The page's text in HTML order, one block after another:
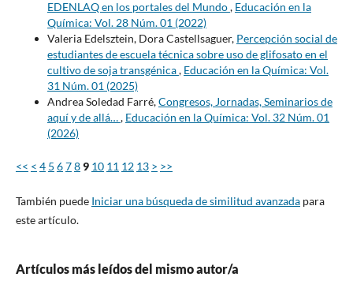
EDENLAQ en los portales del Mundo, Educación en la
Química: Vol. 28 Núm. 01 (2022)
Valeria Edelsztein, Dora Castellsaguer, Percepción social de
estudiantes de escuela técnica sobre uso de glifosato en el
cultivo de soja transgénica, Educación en la Química: Vol.
31 Núm. 01 (2025)
Andrea Soledad Farré,Congresos, Jornadas, Seminarios de
aquí y de allá…, Educación en la Química: Vol. 32 Núm. 01
(2026)
<< < 4 5 6789 10 11 12 13 > >>
También puede Iniciar una búsqueda de similitud avanzadapara
este artículo.
Artículos más leídos del mismo autor/a